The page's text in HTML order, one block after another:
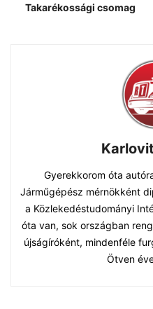
Takarékossági csomag
Gyerekkorom óta
Járműgépész mérnökként
a Közlekedéstudományi
óta van, sok országban
újságíróként, mindenféle
Ötven